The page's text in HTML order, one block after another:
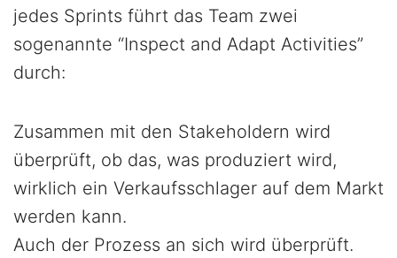
jedes Sprints führt das Team zwei
sogenannte “Inspect and Adapt Activities”
durch:
Zusammen mit den Stakeholdern wird
überprüft, ob das, was produziert wird,
wirklich ein Verkaufsschlager auf dem Markt
werden kann.
Auch der Prozess an sich wird überprüft.